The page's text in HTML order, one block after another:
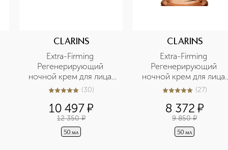
CLARINS
Extra-Firming
Регенерирующий
ночной крем для лица
для любого типа кожи
5из 530 (30)
10 497¤
12 350 ¤
50 мл
CLARINS
Extra-Firming
Регенерирующий
ночной крем для лица
для любого типа кожи
5из 527 (27)
8 372 ¤
9 850 ¤
50 мл